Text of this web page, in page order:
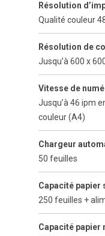
Résolution
Qualité couleur
Résolution de
Jusqu’à 600 x
Vitesse de
Jusqu’à 46 ipm
couleur (A4)
Chargeur
50 feuilles
Capacité papier
250 feuilles +
Capacité papier